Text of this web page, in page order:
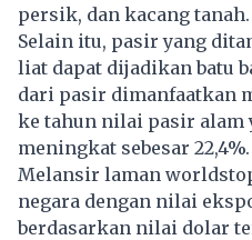
persik, dan kacang tanah.
Selain itu, pasir yang
liat dapat dijadikan batu
dari pasir dimanfaatkan
ke tahun nilai pasir alam
meningkat sebesar 22,4%.
Melansir laman
negara dengan nilai
berdasarkan nilai dolar